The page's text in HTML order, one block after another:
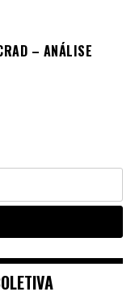
– ANÁLISE